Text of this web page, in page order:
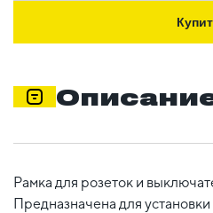
Рамка для розеток и
Предназначена для